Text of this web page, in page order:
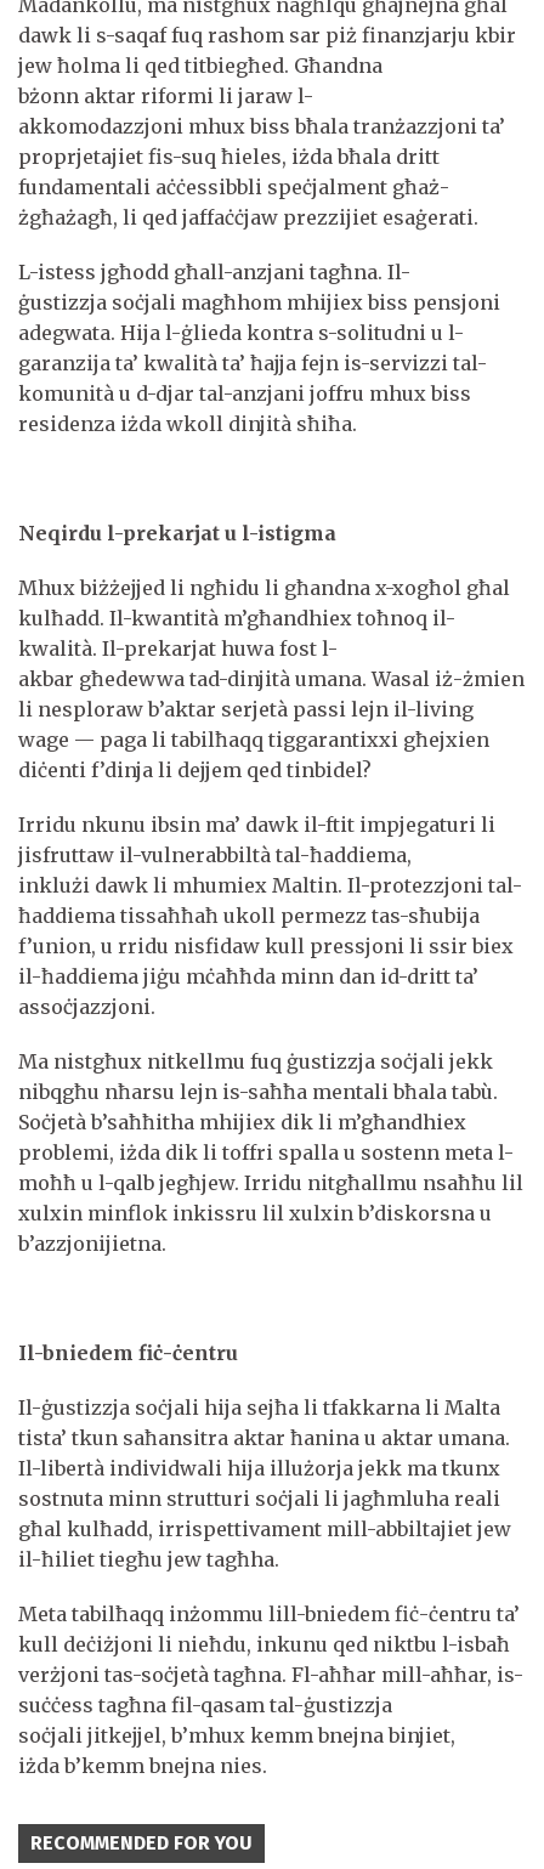
dawk li s-saqaf fuq rashom sar piż finanzjarju kbir
jew ħolma li qed titbiegħed. Għandna
bżonn aktar riformi li jaraw l-
akkomodazzjoni mhux biss bħala tranżazzjoni ta’
proprjetajiet fis-suq ħieles, iżda bħala dritt
fundamentali aċċessibbli speċjalment għaż-
żgħażagħ, li qed jaffaċċjaw prezzijiet esaġerati.
L-istess jgħodd għall-anzjani tagħna. Il-
ġustizzja soċjali magħhom mhijiex biss pensjoni
adegwata. Hija l-ġlieda kontra s-solitudni u l-
garanzija ta’ kwalità ta’ ħajja fejn is-servizzi tal-
komunità u d-djar tal-anzjani joffru mhux biss
residenza iżda wkoll dinjità sħiħa.
Neqirdu l-prekarjat u l-istigma
Mhux biżżejjed li ngħidu li għandna x-xogħol għal
kulħadd. Il-kwantità m’għandhiex toħnoq il-
kwalità. Il-prekarjat huwa fost l-
akbar għedewwa tad-dinjità umana. Wasal iż-żmien
li nesploraw b’aktar serjetà passi lejn il-living
wage — paga li tabilħaqq tiggarantixxi għejxien
diċenti f’dinja li dejjem qed tinbidel?
Irridu nkunu ibsin ma’ dawk il-ftit impjegaturi li
jisfruttaw il-vulnerabbiltà tal-ħaddiema,
inklużi dawk li mhumiex Maltin. Il-protezzjoni tal-
ħaddiema tissaħħaħ ukoll permezz tas-sħubija
f’union, u rridu nisfidaw kull pressjoni li ssir biex
il-ħaddiema jiġu mċaħħda minn dan id-dritt ta’
assoċjazzjoni.
Ma nistgħux nitkellmu fuq ġustizzja soċjali jekk
nibqgħu nħarsu lejn is-saħħa mentali bħala tabù.
Soċjetà b’saħħitha mhijiex dik li m’għandhiex
problemi, iżda dik li toffri spalla u sostenn meta l-
moħħ u l-qalb jegħjew. Irridu nitgħallmu nsaħħu lil
xulxin minflok inkissru lil xulxin b’diskorsna u
b’azzjonijietna.
Il-bniedem fiċ-ċentru
Il-ġustizzja soċjali hija sejħa li tfakkarna li Malta
tista’ tkun saħansitra aktar ħanina u aktar umana.
Il-libertà individwali hija illużorja jekk ma tkunx
sostnuta minn strutturi soċjali li jagħmluha reali
għal kulħadd, irrispettivament mill-abbiltajiet jew
il-ħiliet tiegħu jew tagħha.
Meta tabilħaqq inżommu lill-bniedem fiċ-ċentru ta’
kull deċiżjoni li nieħdu, inkunu qed niktbu l-isbaħ
verżjoni tas-soċjetà tagħna. Fl-aħħar mill-aħħar, is-
suċċess tagħna fil-qasam tal-ġustizzja
soċjali jitkejjel, b’mhux kemm bnejna binjiet,
iżda b’kemm bnejna nies.
RECOMMENDED FOR YOU